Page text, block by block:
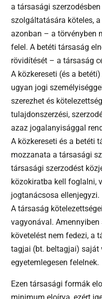
a társasági
szolgáltatására köteles,
azonban – a törvényben
felel. A betéti társaság
rövidítését – a társaság
A közkereseti (és a
ugyan jogi
szerezhet és
tulajdonszerzési,
azaz jogalanyisággal
A közkereseti és a betéti
mozzanata a társasági
társasági szerzodést
közokiratba kell foglalni,
jogtanácsosa ellenjegyzi.
A társaság
vagyonával.
követelést nem fedezi, a
tagjai (bt. beltagjai) saját
egyetemlegesen felelnek.
Ezen társasági formák
minimum eloírva, ezért